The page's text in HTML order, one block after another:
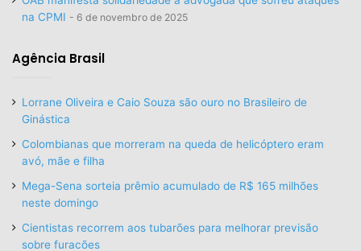
na CPMI
6 de novembro de 2025
Agência Brasil
Lorrane Oliveira e Caio Souza são ouro no Brasileiro de
Ginástica
Colombianas que morreram na queda de helicóptero eram
avó, mãe e filha
Mega-Sena sorteia prêmio acumulado de R$ 165 milhões
neste domingo
Cientistas recorrem aos tubarões para melhorar previsão
sobre furacões